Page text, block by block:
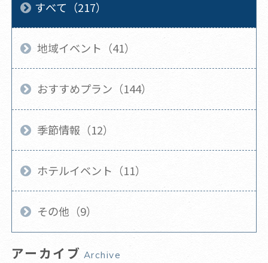
すべて（217）
地域イベント（41）
おすすめプラン（144）
季節情報（12）
ホテルイベント（11）
その他（9）
アーカイブ Archive